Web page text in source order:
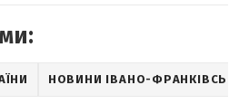
НОВИНИ ІВАНО-ФРАНКІВСЬКА